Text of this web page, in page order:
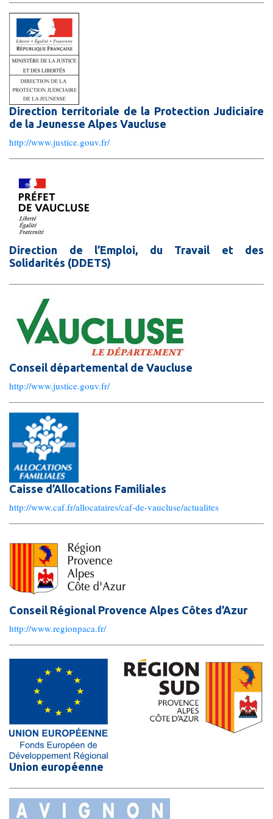
Conseil d’administration
Le siège
Son équipe
Ses missions, son objet
Rapports d’activité
Les Pôles
Pôle Socio-­Éducatif
Service de Prévention spécialisée territorialisée
Pôle Milieu Ouvert
SIE
AEMO
AEMO H
Pôle Protection et Soutien Familial
Médiation familiale
VPT
MJPM
Placement familial spécialisé
Pôle Hébergement Collectif
Le Moulin du Vaisseau
La Verdière
Les Sources
Ressources humaines
Offres d’emploi
Direction territoriale de la Protection Judiciaire
de la Jeunesse Alpes Vaucluse
http://www.justice.gouv.fr/
Direction de l’Emploi, du Travail et des
Solidarités (DDETS)
Conseil départemental de Vaucluse
http://www.justice.gouv.fr/
Caisse d’Allocations Familiales
http://www.caf.fr/allocataires/caf-de-vaucluse/actualites
Conseil Régional Provence Alpes Côtes d’Azur
http://www.regionpaca.fr/
Union européenne